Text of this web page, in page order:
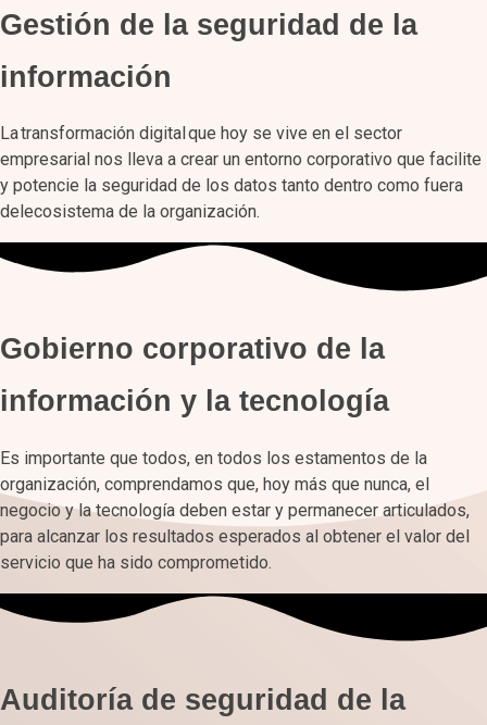
Gestión de la seguridad de la
información
La transformación digital que hoy se vive en el sector
empresarial nos lleva a crear un entorno corporativo que facilite
y potencie la seguridad de los datos tanto dentro como fuera
delecosistema de la organización.
Gobierno corporativo de la
información y la tecnología
Es importante que todos, en todos los estamentos de la
organización, comprendamos que, hoy más que nunca, el
negocio y la tecnología deben estar y permanecer articulados,
para alcanzar los resultados esperados al obtener el valor del
servicio que ha sido comprometido.
Auditoría de seguridad de la